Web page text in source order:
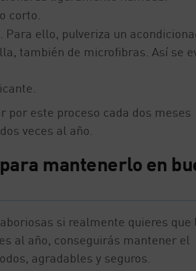
corto.
. Para ello, pulveriza un
también de microfibras. Así se
por este proceso cada dos meses
veces al año.
mantenerlo en
si realmente quieres que
al año, conseguirás mantener el
agradables y seguros.